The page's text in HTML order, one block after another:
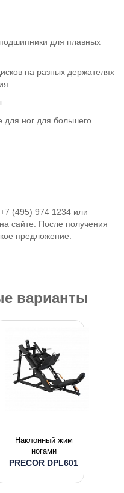
для плавных
на разных держателях
для ног для большего
(495) 974 1234 или
сайте. После получения
предложение.
варианты
Наклонный жим
ногами
PRECOR DPL601